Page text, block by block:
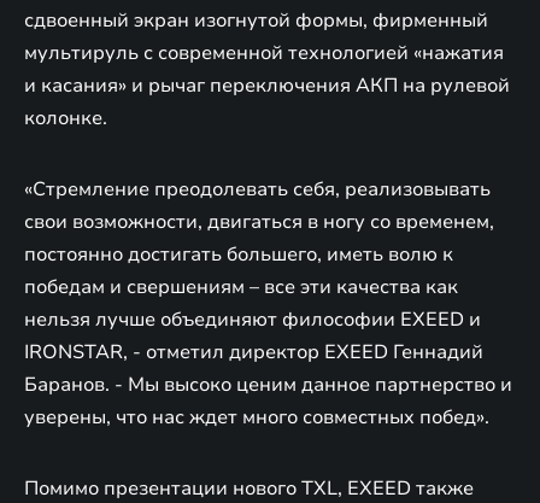
сдвоенный экран изогнутой формы, фирменный
мультируль с современной технологией «нажатия
и касания» и рычаг переключения АКП на рулевой
колонке.
«Стремление преодолевать себя, реализовывать
свои возможности, двигаться в ногу со временем,
постоянно достигать большего, иметь волю к
победам и свершениям – все эти качества как
нельзя лучше объединяют философии EXEED и
IRONSTAR, - отметил директор EXEED Геннадий
Баранов. - Мы высоко ценим данное партнерство и
уверены, что нас ждет много совместных побед».
Помимо презентации нового TXL, EXEED также